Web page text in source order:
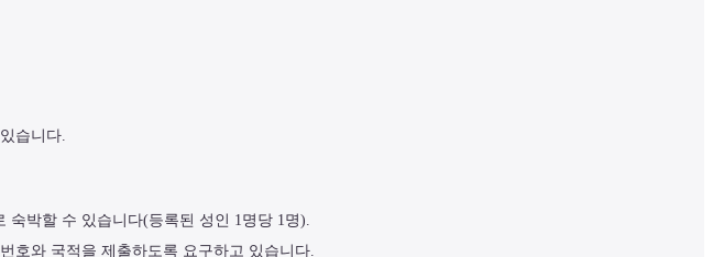
습니다.
박할 수 있습니다(등록된 성인 1명당 1명).
호와 국적을 제출하도록 요구하고 있습니다.